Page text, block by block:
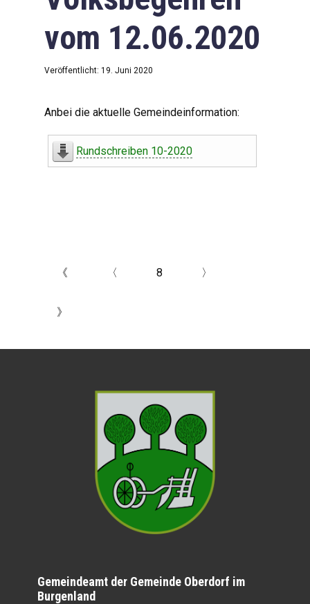
vom 12.06.2020
Veröffentlicht: 19. Juni 2020
Anbei die aktuelle Gemeindeinformation:
Rundschreiben 10-2020
《 〈 8 〉
》
Gemeindeamt der Gemeinde Oberdorf im
Burgenland